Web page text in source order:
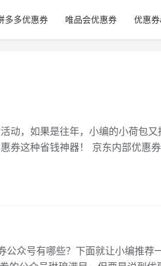
多多优惠券 唯品会优惠券 优惠
动，如果是往年，小编的小荷包又
券这种省钱神器！ 京东内部优惠
公众号有哪些？下面就让小编推荐